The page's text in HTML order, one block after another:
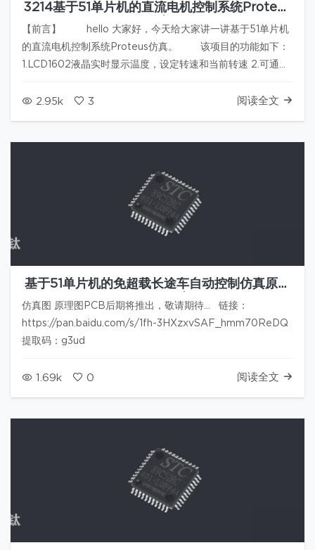
3214基于51单片机的直流电机控制系统Proteus
仿真
【前言】 hello 大家好，今天给大家讲一讲基于51单片机
的直流电机控制系统Proteus仿真。 该项目的功能如下：
1.LCD1602液晶实时显示温度，设定转速和当前转速 2.可通过
过50℃蜂鸣器报警 【仿真…
2.95k 3 阅读全文
基于51单片机的免超载长途车自动控制仿真原理
图PCB程序
仿真图 原理图PCB后期将推出，敬请期待... 链接：
https://pan.baidu.com/s/1fh-3HXzxvSAF_hmm70ReDQ
提取码：g3ud
1.69k 0 阅读全文